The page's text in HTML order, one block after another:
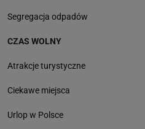
Segregacja odpadów
CZAS WOLNY
Atrakcje turystyczne
Ciekawe miejsca
Urlop w Polsce